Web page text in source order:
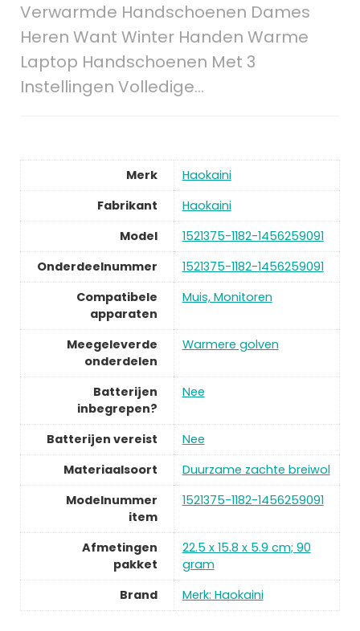
Verwarmde Handschoenen Dames
Heren Want Winter Handen Warme
Laptop Handschoenen Met 3
Instellingen Volledige…
Merk
Haokaini
Fabrikant
Haokaini
Model
1521375-1182-1456259091
Onderdeelnummer
1521375-1182-1456259091
Compatibele
apparaten
Muis, Monitoren
Meegeleverde
onderdelen
Warmere golven
Batterijen
inbegrepen?
Nee
Batterijen vereist
Nee
Materiaalsoort
Duurzame zachte breiwol
Modelnummer
item
1521375-1182-1456259091
Afmetingen
pakket
22.5 x 15.8 x 5.9 cm; 90
gram
Brand
Merk: Haokaini